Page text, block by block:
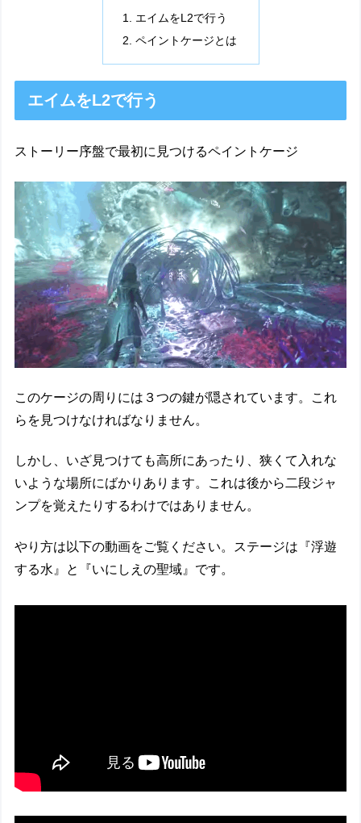
エイムをL2で行う
ペイントケージとは
エイムをL2で行う
ストーリー序盤で最初に見つけるペイントケージ
このケージの周りには３つの鍵が隠されています。これ
らを見つけなければなりません。
しかし、いざ見つけても高所にあったり、狭くて入れな
いような場所にばかりあります。これは後から二段ジャ
ンプを覚えたりするわけではありません。
やり方は以下の動画をご覧ください。ステージは『浮遊
する水』と『いにしえの聖域』です。